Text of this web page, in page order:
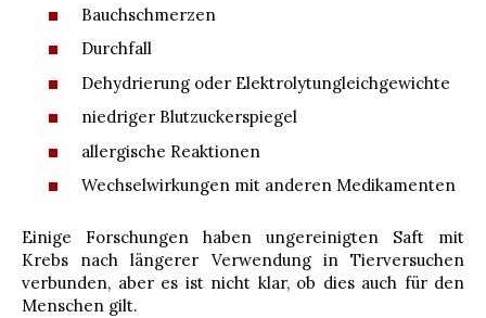
Bauchschmerzen
Durchfall
Dehydrierung oder Elektrolytungleichgewichte
niedriger Blutzuckerspiegel
allergische Reaktionen
Wechselwirkungen mit anderen Medikamenten
Einige Forschungen haben ungereinigten Saft mit
Krebs nach längerer Verwendung in Tierversuchen
verbunden, aber es ist nicht klar, ob dies auch für den
Menschen gilt.